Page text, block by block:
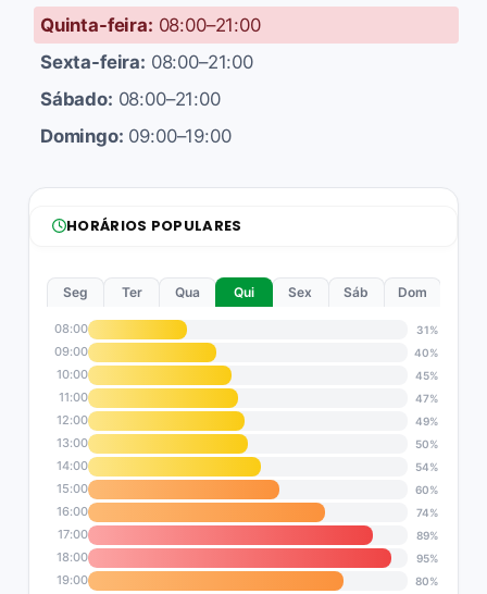
Quinta-feira: 08:00–21:00
Sexta-feira: 08:00–21:00
Sábado: 08:00–21:00
Domingo: 09:00–19:00
HORÁRIOS POPULARES
Seg Ter Qua Qui Sex Sáb Dom
08:00 31%
09:00 40%
10:00 45%
11:00 47%
12:00 49%
13:00 50%
14:00 54%
15:00 60%
16:00 74%
17:00 89%
18:00 95%
19:00 80%